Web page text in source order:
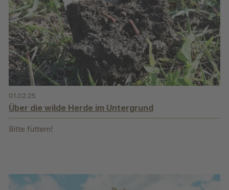
01.02.25
Über die wilde Herde im Untergrund
Bitte füttern!